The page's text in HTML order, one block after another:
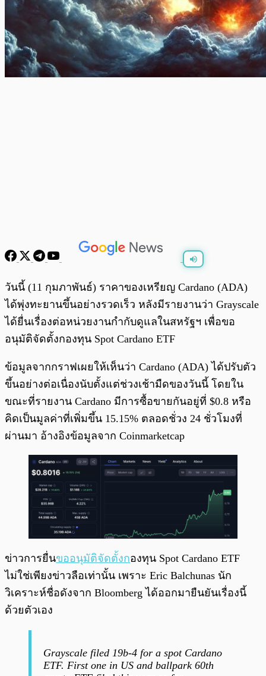
วันนี้ (11 กุมภาพันธ์) ราคาของเหรียญ Cardano (ADA)
ได้พุ่งทะยานขึ้นอย่างรวดเร็ว หลังมีรายงานว่า Grayscale
ได้ยื่นเรื่องต่อหน่วยงานกำกับดูแลในสหรัฐฯ เพื่อขอ
อนุมัติจัดตั้งกองทุน Spot Cardano ETF
ข้อมูลจากกราฟเผยให้เห็นว่า Cardano (ADA) ได้ปรับตัว
ขึ้นอย่างต่อเนื่องนับตั้งแต่ช่วงเช้ามืดของวันนี้ โดยใน
ขณะที่รายงาน Cardano มีการซื้อขายกันอยู่ที่ $0.8 หรือ
คิดเป็นมูลค่าที่เพิ่มขึ้น 15.15% ตลอดชั่วง 24 ชั่วโมงที่
ผ่านมา อ้างอิงข้อมูลจาก Coinmarketcap
ข่าวการยื่นขออนุมัติจัดตั้งกองทุน Spot Cardano ETF
ไม่ใช่เพียงข่าวลือเท่านั้น เพราะ Eric Balchunas นัก
วิเคราะห์ชื่อดังจาก Bloomberg ได้ออกมายืนยันเรื่องนี้
ด้วยตัวเอง
Grayscale filed 19b-4 for a spot Cardano
ETF. First one in US and ballpark 60th